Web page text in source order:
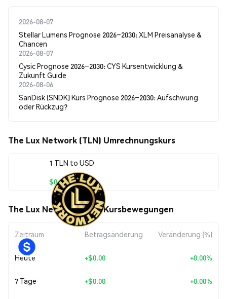
2026-08-07
Stellar Lumens Prognose 2026–2030: XLM Preisanalyse &
Chancen
2026-08-07
Cysic Prognose 2026–2030: CYS Kursentwicklung &
Zukunft Guide
2026-08-06
SanDisk (SNDK) Kurs Prognose 2026–2030: Aufschwung
oder Rückzug?
The Lux Network (TLN) Umrechnungskurs
1 TLN to USD
$0.00024588
The Lux Network (TLN) Kursbewegungen
Zeitraum Betragsänderung Veränderung (%)
Heute +$0.00 +0.00%
7 Tage +$0.00 +0.00%